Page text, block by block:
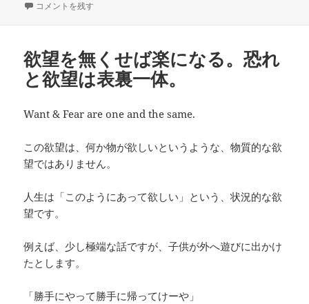
稿
感謝は自分の中でしか感じられないもの。自分が傲慢になればなるほど
コメントを残す
欲望を無くせば楽になる。恐れ
と欲望は表裏一体。
Want & Fear are one and the same.
この欲望は、何か物が欲しいというような、物質的な欲
望ではありません。
人生は「このようにあって欲しい」という、状況的な欲
望です。
例えば、少し極端な話ですが、子供が外へ遊びに出かけ
たとします。
「勝手にやって勝手に帰ってけーや」